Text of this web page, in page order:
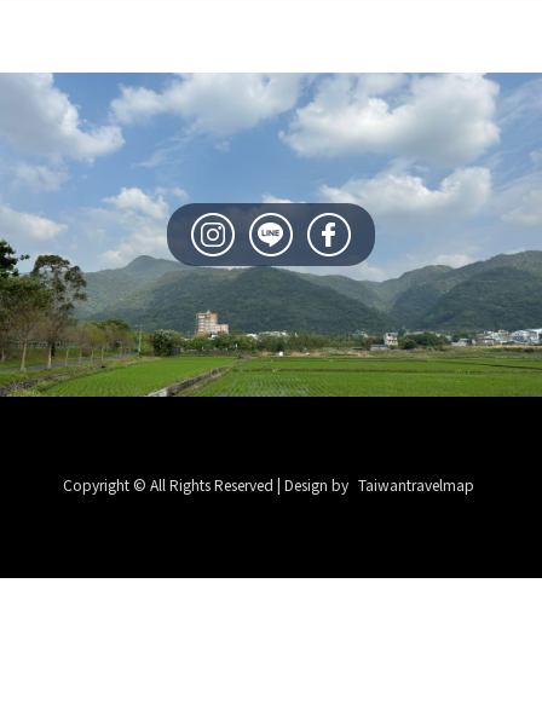
Copyright © All Rights Reserved | Design by Taiwantravelmap